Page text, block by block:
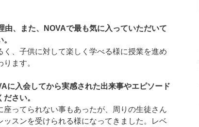
由、また、NOVAで最も気に入っていただいて
く、子供に対して楽しく学べる様に授業を進め
ます。
に入会してから実感された出来事やエピソード
さい。
座ってられない事もあったが、周りの生徒さん
ッスンを受けられる様になってきました。レベ